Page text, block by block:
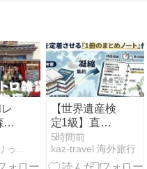
本
基 Hatrip(はとりっぷ) 格安国内グルメ&観光スポット紹介
【世界遺産検
定1級】直前
チェックに最
適！記憶を定
着させる「1
5時間前
kaz-travel 海外旅行